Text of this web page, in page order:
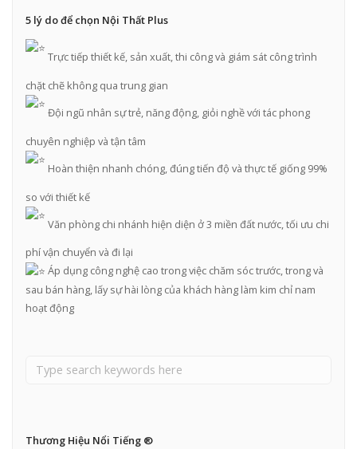
5 lý do để chọn Nội Thất Plus
Trực tiếp thiết kế, sản xuất, thi công và giám sát công trình
chặt chẽ không qua trung gian
Đội ngũ nhân sự trẻ, năng động, giỏi nghề với tác phong
chuyên nghiệp và tận tâm
Hoàn thiện nhanh chóng, đúng tiến độ và thực tế giống 99%
so với thiết kế
Văn phòng chi nhánh hiện diện ở 3 miền đất nước, tối ưu chi
phí vận chuyển và đi lại
Áp dụng công nghệ cao trong việc chăm sóc trước, trong và
sau bán hàng, lấy sự hài lòng của khách hàng làm kim chỉ nam
hoạt động
Thương Hiệu Nổi Tiếng ®​